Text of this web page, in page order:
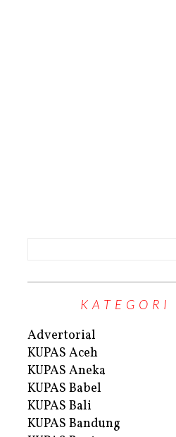
KATEGORI
Advertorial
KUPAS Aceh
KUPAS Aneka
KUPAS Babel
KUPAS Bali
KUPAS Bandung